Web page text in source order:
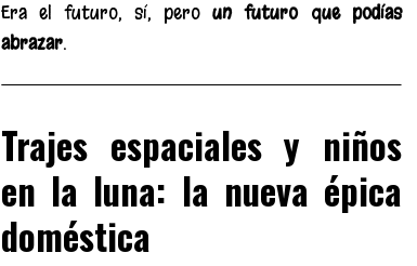
Era el futuro, sí, pero un futuro que podías
abrazar.
Trajes espaciales y niños
en la luna: la nueva épica
doméstica